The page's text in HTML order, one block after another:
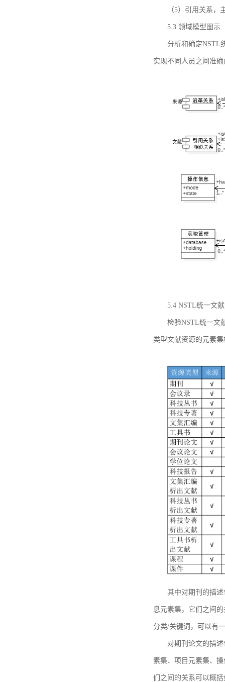
（5）引用关系，
5.3 领域模型图示
分析和确定NSTL
实现不同人员之间准
5.4 NSTL统一文
检验NSTL统一文
类型文献资源的元素
其中对期刊的描
息元素集，它们之间
分类/关键词，可以有
对期刊论文的描
素集、项目元素集、
们之间的关系可以概